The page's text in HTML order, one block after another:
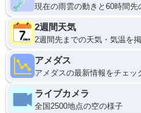
現在の雨雲の動きと60時間先
2週間天気
2週間先までの天気・気温を
アメダス
アメダスの最新情報をチェッ
ライブカメラ
全国2500地点の空の様子